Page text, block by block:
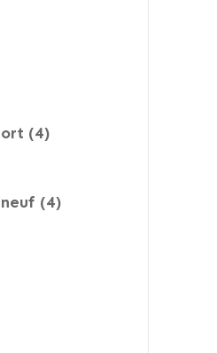
(4)
(4)